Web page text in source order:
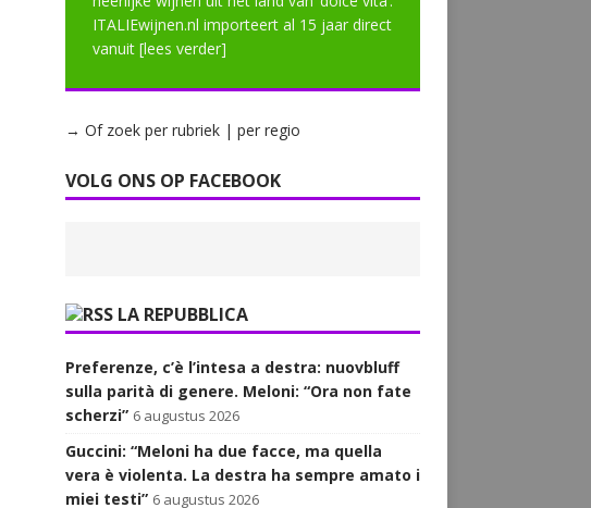
ITALIEwijnen.nl importeert al 15 jaar direct
vanuit [lees verder]
→ Of zoek per rubriek | per regio
VOLG ONS OP FACEBOOK
LA REPUBBLICA
Preferenze, c’è l’intesa a destra: nuovbluff
sulla parità di genere. Meloni: “Ora non fate
scherzi” 6 augustus 2026
Guccini: “Meloni ha due facce, ma quella
vera è violenta. La destra ha sempre amato i
miei testi” 6 augustus 2026